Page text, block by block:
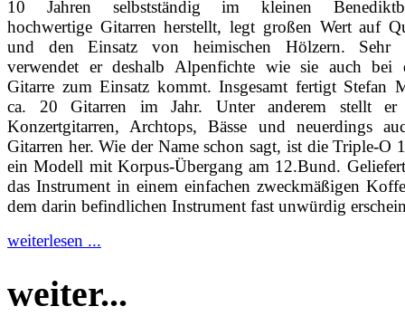
10 Jahren selbstständig im kleinen
hochwertige Gitarren herstellt, legt großen Wert auf
und den Einsatz von heimischen Hölzern. Sehr
verwendet er deshalb Alpenfichte wie sie auch bei
Gitarre zum Einsatz kommt. Insgesamt fertigt Stefan
ca. 20 Gitarren im Jahr. Unter anderem stellt er
Konzertgitarren, Archtops, Bässe und neuerdings
Gitarren her. Wie der Name schon sagt, ist die Triple-O
ein Modell mit Korpus-Übergang am 12.Bund.
das Instrument in einem einfachen zweckmäßigen
dem darin befindlichen Instrument fast unwürdig
weiterlesen ...
weiter...